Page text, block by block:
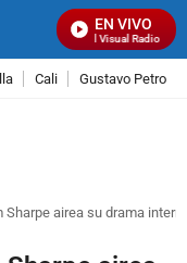
EN VIVO
Señal Visual Radio
Cali Gustavo Petro
Sharpe airea su drama